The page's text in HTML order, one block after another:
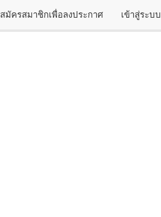
สมัครสมาชิกเพื่อลงประกาศ เข้าสู่ระบบ